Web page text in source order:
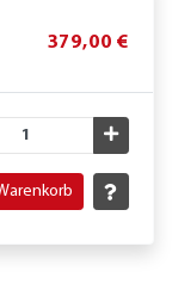
379,00 €
Menge